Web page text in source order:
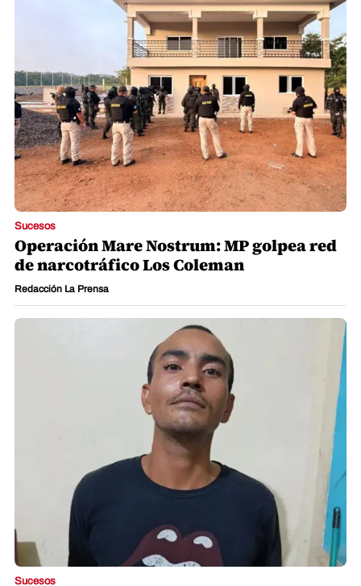
Sucesos
Operación Mare Nostrum: MP golpea red
de narcotráfico Los Coleman
Redacción La Prensa
Sucesos